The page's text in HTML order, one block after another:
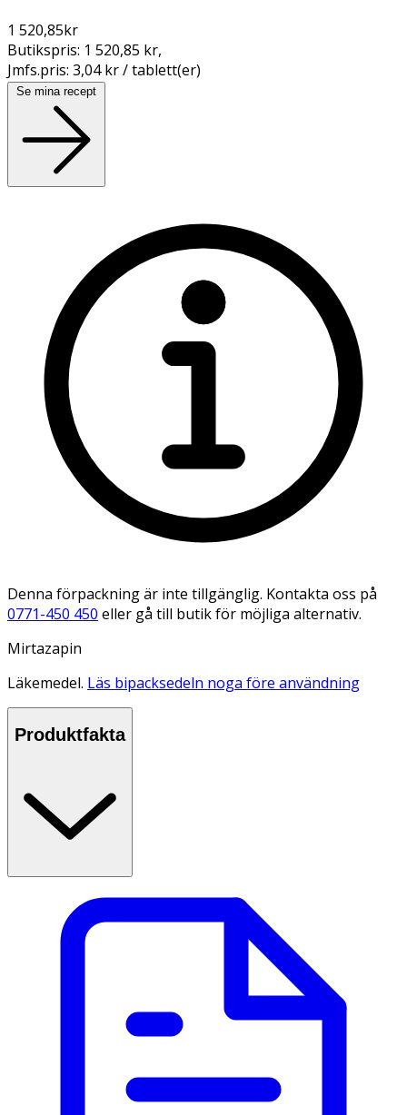
1 520,85kr
Butikspris: 1 520,85 kr,
Jmfs.pris: 3,04 kr / tablett(er)
Se mina recept
Denna förpackning är inte tillgänglig. Kontakta oss på
0771-450 450 eller gå till butik för möjliga alternativ.
Mirtazapin
Läkemedel. Läs bipacksedeln noga före användning
Produktfakta